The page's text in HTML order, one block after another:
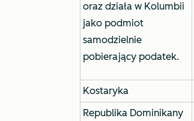
oraz działa w Kolumbii
jako podmiot
samodzielnie
pobierający podatek.
Kostaryka
Republika Dominikany